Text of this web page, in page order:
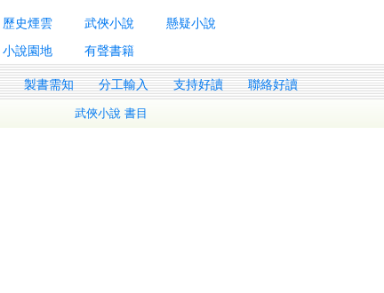
歷史煙雲 武俠小說
懸疑小說
小說園地 有聲書籍
製書需知 分工輸入 支持好讀 聯絡好讀
武俠小說 書目